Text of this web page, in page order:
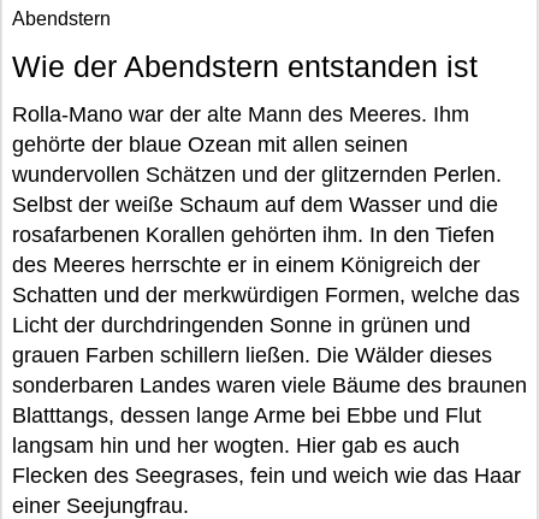
Abendstern
Wie der Abendstern entstanden ist
Rolla-Mano war der alte Mann des Meeres. Ihm
gehörte der blaue Ozean mit allen seinen
wundervollen Schätzen und der glitzernden Perlen.
Selbst der weiße Schaum auf dem Wasser und die
rosafarbenen Korallen gehörten ihm. In den Tiefen
des Meeres herrschte er in einem Königreich der
Schatten und der merkwürdigen Formen, welche das
Licht der durchdringenden Sonne in grünen und
grauen Farben schillern ließen. Die Wälder dieses
sonderbaren Landes waren viele Bäume des braunen
Blatttangs, dessen lange Arme bei Ebbe und Flut
langsam hin und her wogten. Hier gab es auch
Flecken des Seegrases, fein und weich wie das Haar
einer Seejungfrau.